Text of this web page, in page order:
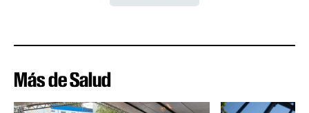
Más de Salud